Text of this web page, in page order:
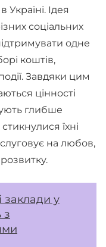
Ідея
соціальних
одне
коштів,
Завдяки цим
цінності
глибше
їхні
на любов,
заклади у
з